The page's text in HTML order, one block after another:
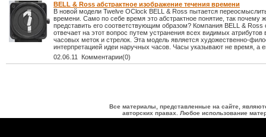
BELL & Ross абстрактное изображение течения времени
В новой модели Twelve OClock BELL & Ross пытается
времени. Само по себе время это абстрактное понятие, так почему
представить его соответствующим образом? Компания BELL & Ross
отвечает на этот вопрос путем устранения всех видимых атрибутов
часовых меток и стрелок. Эта модель является художественно-
интерпретацией идеи наручных часов. Часы указывают не время, а
02.06.11 Комментарии(0)
Все материалы, представленные на сайте,
авторских правах. Любое использование